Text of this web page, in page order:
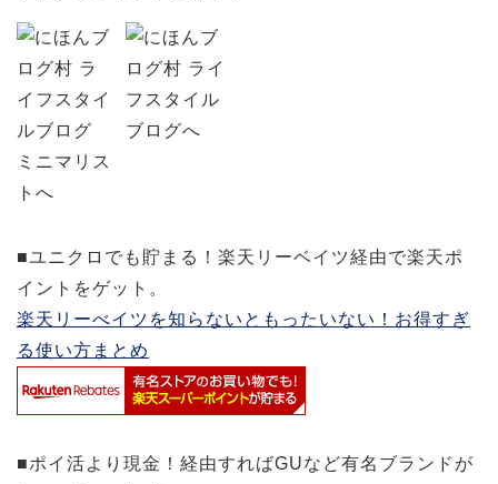
■ユニクロでも貯まる！楽天リーベイツ経由で楽天ポ
イントをゲット。
楽天リーべイツを知らないともったいない！お得すぎ
る使い方まとめ
■ポイ活より現金！経由すればGUなど有名ブランドが